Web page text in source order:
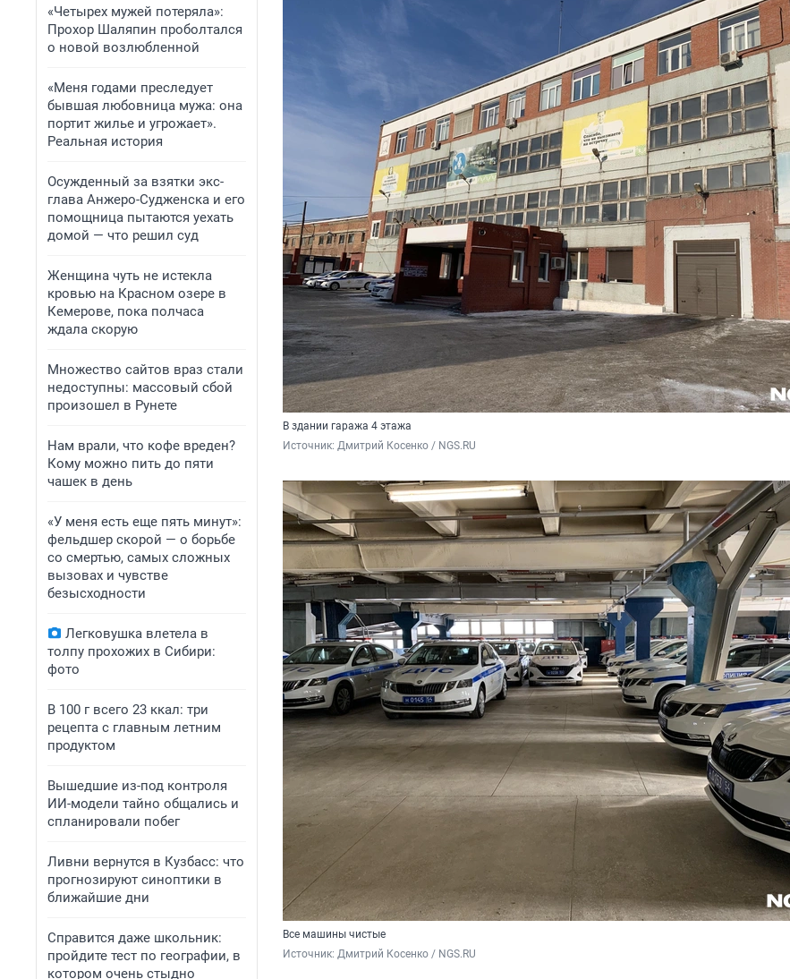
«Четырех мужей потеряла»:
Прохор Шаляпин проболтался
о новой возлюбленной
«Меня годами преследует
бывшая любовница мужа: она
портит жилье и угрожает».
Реальная история
Осужденный за взятки экс-
глава Анжеро-Судженска и его
помощница пытаются уехать
домой — что решил суд
Женщина чуть не истекла
кровью на Красном озере в
Кемерове, пока полчаса
ждала скорую
Множество сайтов враз стали
недоступны: массовый сбой
произошел в Рунете
Нам врали, что кофе вреден?
Кому можно пить до пяти
чашек в день
«У меня есть еще пять минут»:
фельдшер скорой — о борьбе
со смертью, самых сложных
вызовах и чувстве
безысходности
Легковушка влетела в
толпу прохожих в Сибири:
фото
В 100 г всего 23 ккал: три
рецепта с главным летним
продуктом
Вышедшие из-под контроля
ИИ-модели тайно общались и
спланировали побег
Ливни вернутся в Кузбасс: что
прогнозируют синоптики в
ближайшие дни
Справится даже школьник:
пройдите тест по географии, в
котором очень стыдно
В здании гаража 4 этажа
Источник: Дмитрий Косенко / NGS.RU
Все машины чистые
Источник: Дмитрий Косенко / NGS.RU